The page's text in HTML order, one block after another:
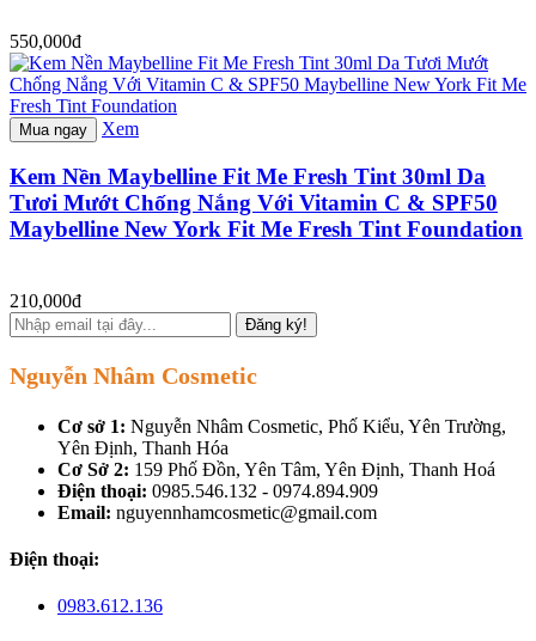
550,000đ
Mua ngay Xem
Kem Nền Maybelline Fit Me Fresh Tint 30ml Da
Tươi Mướt Chống Nắng Với Vitamin C & SPF50
Maybelline New York Fit Me Fresh Tint Foundation
210,000đ
Đăng ký!
Nguyễn Nhâm Cosmetic
Cơ sở 1: Nguyễn Nhâm Cosmetic, Phố Kiểu, Yên Trường,
Yên Định, Thanh Hóa
Cơ Sở 2: 159 Phố Đồn, Yên Tâm, Yên Định, Thanh Hoá
Điện thoại: 0985.546.132 - 0974.894.909
Email: nguyennhamcosmetic@gmail.com
Điện thoại:
0983.612.136